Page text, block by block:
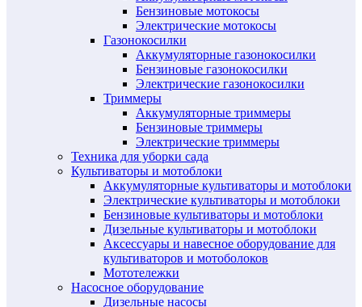
Бензиновые мотокосы
Электрические мотокосы
Газонокосилки
Аккумуляторные газонокосилки
Бензиновые газонокосилки
Электрические газонокосилки
Триммеры
Аккумуляторные триммеры
Бензиновые триммеры
Электрические триммеры
Техника для уборки сада
Культиваторы и мотоблоки
Аккумуляторные культиваторы и мотоблоки
Электрические культиваторы и мотоблоки
Бензиновые культиваторы и мотоблоки
Дизельные культиваторы и мотоблоки
Аксессуары и навесное оборудование для
культиваторов и мотоболоков
Мототележки
Насосное оборудование
Дизельные насосы